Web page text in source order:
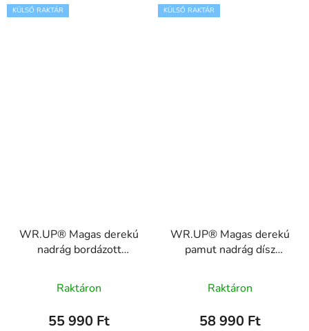
KÜLSŐ RAKTÁR
WR.UP® Magas derekú
nadrág bordázott
WRUP2HHF332
Raktáron
55 990 Ft
KÜLSŐ RAKTÁR
WR.UP® Magas derekú
pamut nadrág dísz
WRUP2HS2519
Raktáron
58 990 Ft